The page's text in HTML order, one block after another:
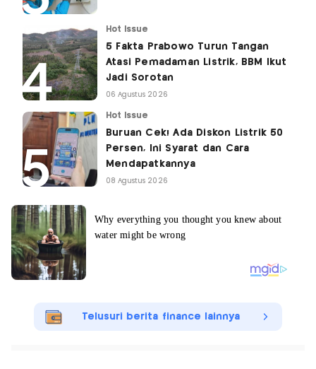
Hot Issue
5 Fakta Prabowo Turun Tangan
Atasi Pemadaman Listrik, BBM Ikut
Jadi Sorotan
06 Agustus 2026
Hot Issue
Buruan Cek! Ada Diskon Listrik 50
Persen, Ini Syarat dan Cara
Mendapatkannya
08 Agustus 2026
Telusuri berita finance lainnya